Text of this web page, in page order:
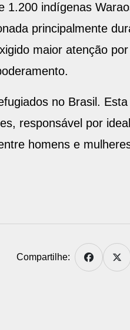
1.200 indígenas
principalmente
maior atenção
no Brasil. Esta
responsável por
homens e
Compartilhe: